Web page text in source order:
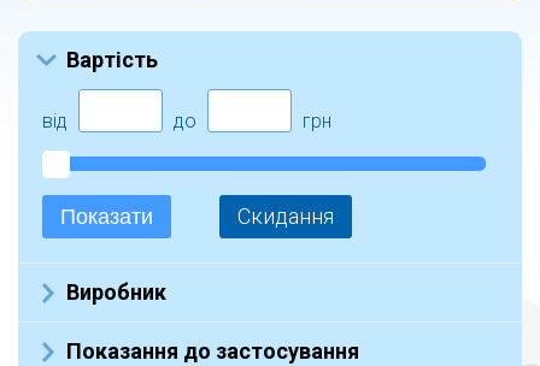
Вартість
від до грн
Показати Скидання
Виробник
Не указан (4)
Показання до застосування